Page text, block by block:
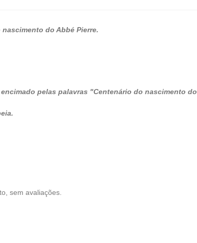
do Abbé Pierre.
pelas palavras "Centenário do nascimento
sem avaliações.